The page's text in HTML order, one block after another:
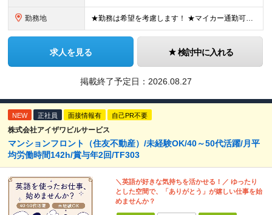
勤務地 ★勤務は希望を考慮します！ ★マイカー通勤可（駐車場完備） ★全国の各店舗で募集中！続々出店予定！ ～国内300店舗、47都道府県への展開を目標に出店中！～ ▼積極採用地域▼ ・中部（富山、石川、
求人を見る 検討中に入れる
掲載終了予定日： 2026.08.27
NEW 正社員 面接情報有 自己PR不要
株式会社アイザワビルサービス
マンションフロント（住友不動産）/未経験OK/40～50代活躍/月平
均労働時間142h/賞与年2回/TF303
＼英語が好きな気持ちを活かせる！／ ゆったり
とした空間で、「ありがとう」が嬉しい仕事を始
めませんか？